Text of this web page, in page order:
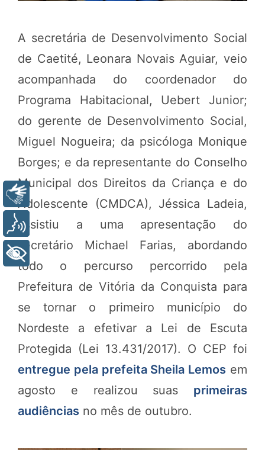
A secretária de Desenvolvimento Social
de Caetité, Leonara Novais Aguiar, veio
acompanhada do coordenador do
Programa Habitacional, Uebert Junior;
do gerente de Desenvolvimento Social,
Miguel Nogueira; da psicóloga Monique
Borges; e da representante do Conselho
Municipal dos Direitos da Criança e do
Adolescente (CMDCA), Jéssica Ladeia,
assistiu a uma apresentação do
secretário Michael Farias, abordando
todo o percurso percorrido pela
Prefeitura de Vitória da Conquista para
se tornar o primeiro município do
Nordeste a efetivar a Lei de Escuta
Protegida (Lei 13.431/2017). O CEP foi
entregue pela prefeita Sheila Lemos em
agosto e realizou suas primeiras
audiências no mês de outubro.
Voz
+ Acessibilidade